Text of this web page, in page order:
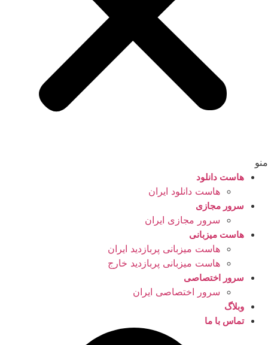
منو
هاست دانلود
هاست دانلود ایران
سرور مجازی
سرور مجازی ایران
هاست میزبانی
هاست میزبانی پربازدید ایران
هاست میزبانی پربازدید خارج
سرور اختصاصی
سرور اختصاصی ایران
وبلاگ
تماس با ما